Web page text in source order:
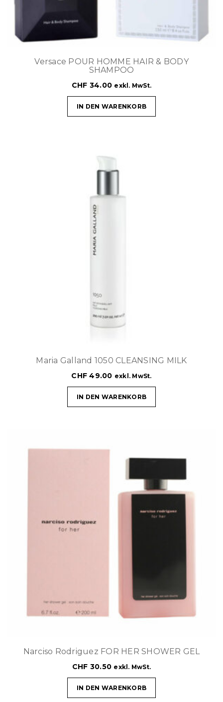
Versace POUR HOMME HAIR & BODY
SHAMPOO
CHF 34.00 exkl. MwSt.
IN DEN WARENKORB
Maria Galland 1050 CLEANSING MILK
CHF 49.00 exkl. MwSt.
IN DEN WARENKORB
Narciso Rodriguez FOR HER SHOWER GEL
CHF 30.50 exkl. MwSt.
IN DEN WARENKORB